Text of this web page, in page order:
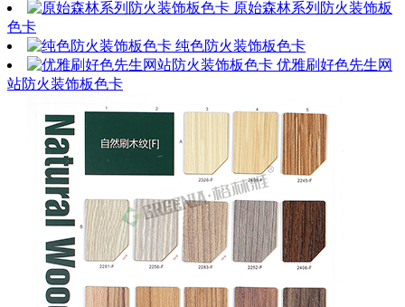
原始森林系列防火装饰板
色卡
纯色防火装饰板色卡
优雅刷好色先生网
站防火装饰板色卡